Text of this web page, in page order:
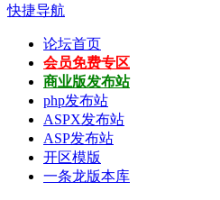
快捷导航
论坛首页
会员免费专区
商业版发布站
php发布站
ASPX发布站
ASP发布站
开区模版
一条龙版本库